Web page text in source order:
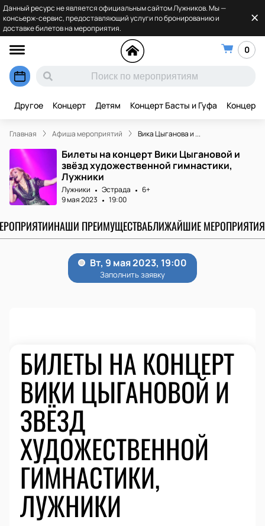
Данный ресурс не является официальным сайтом Лужников. Мы —
консьерж-сервис, предоставляющий услуги по бронированию и
доставке билетов на мероприятия.
0
Другое Концерт Детям Концерт Басты и Гуфа Концерт
Главная Афиша мероприятий Вика Цыганова и ...
Билеты на концерт Вики Цыгановой и
звёзд художественной гимнастики,
Лужники
Лужники Эстрада
6+
9 мая 2023
19:00
НАШИ ПРЕИМУЩЕСТВАБЛИЖАЙШИЕ МЕРОПРИЯТИЯ
БИЛЕТЫ НА КОНЦЕРТ
ВИКИ ЦЫГАНОВОЙ И
ЗВЁЗД
ХУДОЖЕСТВЕННОЙ
ГИМНАСТИКИ,
ЛУЖНИКИ